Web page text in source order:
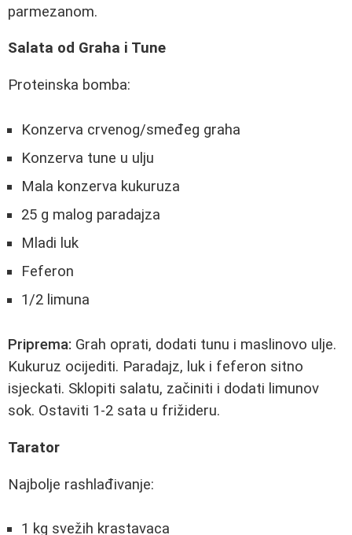
parmezanom.
Salata od Graha i Tune
Proteinska bomba:
Konzerva crvenog/smeđeg graha
Konzerva tune u ulju
Mala konzerva kukuruza
25 g malog paradajza
Mladi luk
Feferon
1/2 limuna
Priprema: Grah oprati, dodati tunu i maslinovo ulje.
Kukuruz ocijediti. Paradajz, luk i feferon sitno
isjeckati. Sklopiti salatu, začiniti i dodati limunov
sok. Ostaviti 1-2 sata u frižideru.
Tarator
Najbolje rashlađivanje:
1 kg svežih krastavaca